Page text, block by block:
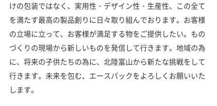
けの包装ではなく、実用性・デザイン性・生産性、この全て
を満たす最高の製品創りに日々取り組んでおります。お客様
の立場に立って、お客様が満足する物をご提供したい。もの
づくりの現場から新しいものを発信して行きます。地域の為
に、将来の子供たちの為に、北陸富山から新たな挑戦をして
行きます。未来を包む、エースパックをよろしくお願いいた
します。